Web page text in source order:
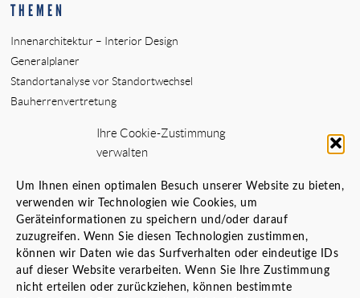
Ihre Cookie-Zustimmung
verwalten
Um Ihnen einen optimalen Besuch unserer Website zu bieten,
verwenden wir Technologien wie Cookies, um
Geräteinformationen zu speichern und/oder darauf
zuzugreifen. Wenn Sie diesen Technologien zustimmen,
können wir Daten wie das Surfverhalten oder eindeutige IDs
auf dieser Website verarbeiten. Wenn Sie Ihre Zustimmung
nicht erteilen oder zurückziehen, können bestimmte
THEMEN
Innenarchitektur – Interior Design
Generalplaner
Standortanalyse vor Standortwechsel
Bauherrenvertretung
Örtliche Bauaufsicht (ÖBA)
LINKS
Datenschutz
Cookie-Richtlinie (EU)
Impressum